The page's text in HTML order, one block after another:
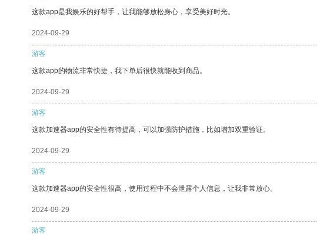
这款app是我娱乐的好帮手，让我能够放松身心，享受美好时光。
2024-09-29
游客
这款app的物流非常快捷，我下单后很快就能收到商品。
2024-09-29
游客
这款加速器app的安全性有待提高，可以加强防护措施，比如增加双重验证。
2024-09-29
游客
这款加速器app的安全性很高，使用过程中不会泄露个人信息，让我非常放心。
2024-09-29
游客